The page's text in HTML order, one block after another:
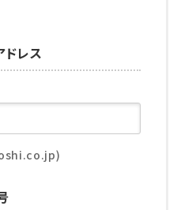
ドレス